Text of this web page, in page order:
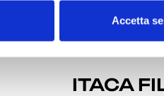
Accetta
F/A
ITACA